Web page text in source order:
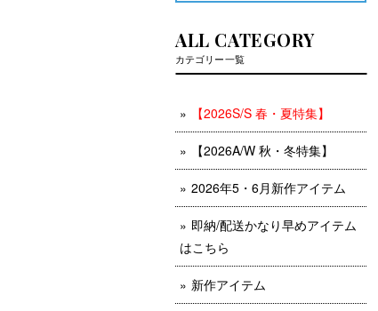
ALL CATEGORY
カテゴリー一覧
【2026S/S 春・夏特集】
【2026A/W 秋・冬特集】
2026年5・6月新作アイテム
即納/配送かなり早めアイテム
はこちら
新作アイテム